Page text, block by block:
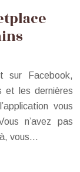
sur Facebook,
et les dernières
vous
n’avez pas
vous…